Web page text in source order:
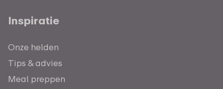
Inspiratie
Onze helden
Tips & advies
Meal preppen